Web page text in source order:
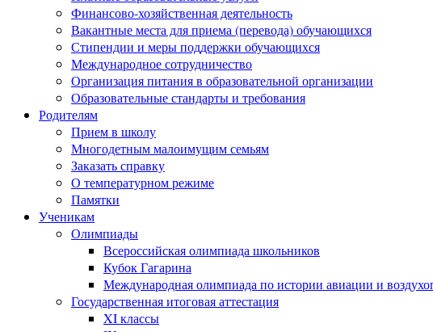
Финансово-хозяйственная деятельность
Вакантные места для приема (перевода) обучающихся
Стипендии и меры поддержки обучающихся
Международное сотрудничество
Организация питания в образовательной организации
Образовательные стандарты и требования
Родителям
Прием в школу
Многодетным малоимущим семьям
Заказать справку
О температурном режиме
Памятки
Ученикам
Олимпиады
Всероссийская олимпиада школьников
Кубок Гагарина
Международная олимпиада по истории авиации и
Государственная итоговая аттестация
XI классы